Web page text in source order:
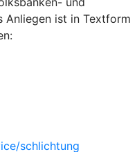
Anliegen ist in Textform
schlichtung